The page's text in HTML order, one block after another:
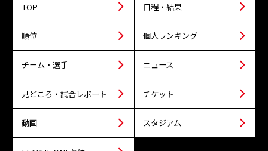
TOP 日程・結果
順位 個人ランキング
チーム・選手 ニュース
見どころ・試合レポート チケット
動画 スタジアム